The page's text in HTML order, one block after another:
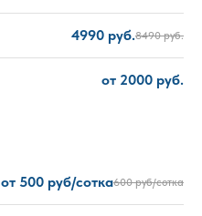
4990 руб.8490 руб.
от 2000 руб.
от 500 руб/сотка600 руб/сотка